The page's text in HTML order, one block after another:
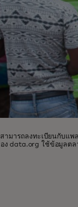
ามารถลงทะเบียนกับแ
ง data.org ใช้ข้อมูลต